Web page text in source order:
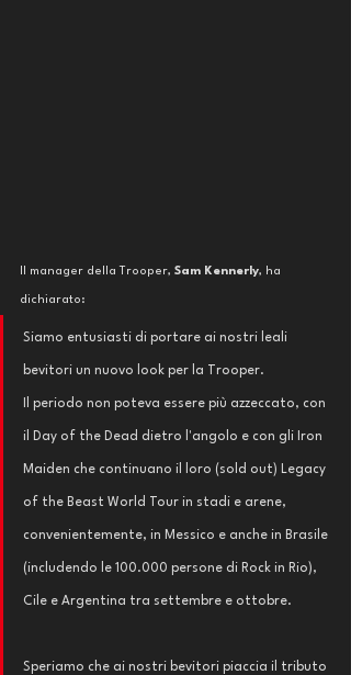
Il manager della Trooper, Sam Kennerly, ha
dichiarato:
Siamo entusiasti di portare ai nostri leali
bevitori un nuovo look per la Trooper.
Il periodo non poteva essere più azzeccato, con
il Day of the Dead dietro l'angolo e con gli Iron
Maiden che continuano il loro (sold out) Legacy
of the Beast World Tour in stadi e arene,
convenientemente, in Messico e anche in Brasile
(includendo le 100.000 persone di Rock in Rio),
Cile e Argentina tra settembre e ottobre.
Speriamo che ai nostri bevitori piaccia il tributo